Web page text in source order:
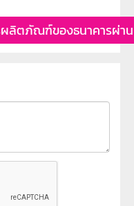
ลิตภัณฑ์ของธนาคารผ่า